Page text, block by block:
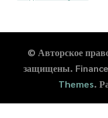
© Авторское
защищены.
Themes.